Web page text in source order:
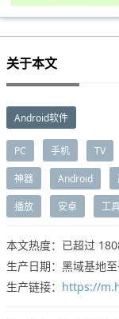
关于本文
Android软件
PC 手机 TV
神器 Android
播放 安卓 工
本文热度：已超过
生产日期：黑域基地
生产链接： https://